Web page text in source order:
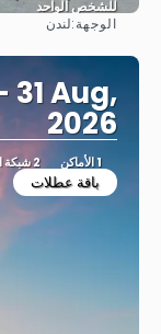
للشخص الواحد
الوجهة:لندن
31 Aug,
2026
1 الأماكن 2 شبكة النقل
باقة عطلات